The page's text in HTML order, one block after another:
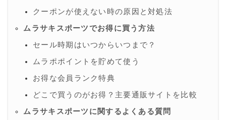
クーポンが使えない時の原因と対処法
ムラサキスポーツでお得に買う方法
セール時期はいつからいつまで？
ムラポポイントを貯めて使う
お得な会員ランク特典
どこで買うのがお得？主要通販サイトを比較
ムラサキスポーツに関するよくある質問